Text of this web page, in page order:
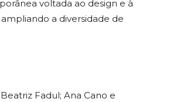
voltada ao design e à
a diversidade de
Fadul; Ana Cano e